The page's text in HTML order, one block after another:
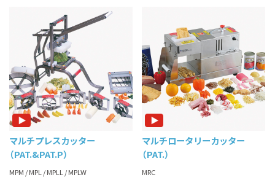
マルチプレスカッター
（PAT.&PAT.P）
MPM / MPL / MPLL / MPLW
マルチロータリーカッター
（PAT.）
MRC